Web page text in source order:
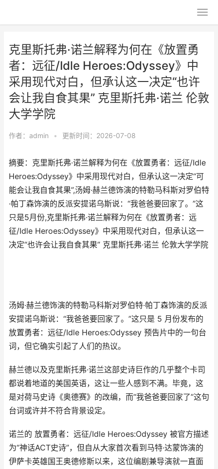
克里斯托弗·诺兰解释为何在《放置勇
者：远征/Idle Heroes:Odyssey》中
采用现代对白，但承认这一决定“也许
会让我自食其果” 克里斯托弗·诺兰 伦敦
大学学院
作者： admin • 更新时间：2026-07-08
摘要：克里斯托弗·诺兰解释为何在《放置勇者：远征/Idle
Heroes:Odyssey》中采用现代对白，但承认这一决定“可
能会让我自食其果”,汤姆·赫兰德饰演的特勒马科斯对罗伯特
·帕丁森饰演的反派安提诺乌斯说：“我爸爸要回家了。”这
只是5月份,克里斯托弗·诺兰解释为何在《放置勇者：远
征/Idle Heroes:Odyssey》中采用现代对白，但承认这一
决定“也许会让我自食其果” 克里斯托弗·诺兰 伦敦大学学院
汤姆·赫兰德饰演的特勒马科斯对罗伯特·帕丁森饰演的反派
安提诺乌斯说：“我爸爸要回家了。”这只是 5 月份发布的
放置勇者：远征/Idle Heroes:Odyssey 预告片中的一句台
词，但它确实引起了人们的热议。
赫兰德以及克里斯托弗·诺兰这部史诗巨作的几乎整个卡司
都说着地道的美国英语，这让一些人感到不满。毕竟，这
是对荷马史诗《奥德赛》的改编，而“我爸爸要回家了”这句
台词或许并不符合背景设定。
诺兰的 放置勇者：远征/Idle Heroes:Odyssey 被官方描述
为“神话ACT史诗”，但自从大家首次看到马特·达蒙饰演的
伊萨卡英雄国王奥德修斯以来，这位编剧兼导演就一直面